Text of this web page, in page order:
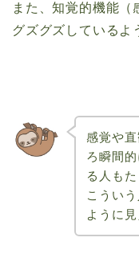
また、知覚的機能（
グズグズしているよ
感覚や
ろ瞬間
る人も
こうい
ように見